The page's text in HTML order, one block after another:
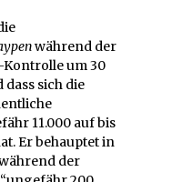
während der
Kontrolle um 30
sich die
11.000 auf bis
Er behauptet in
der